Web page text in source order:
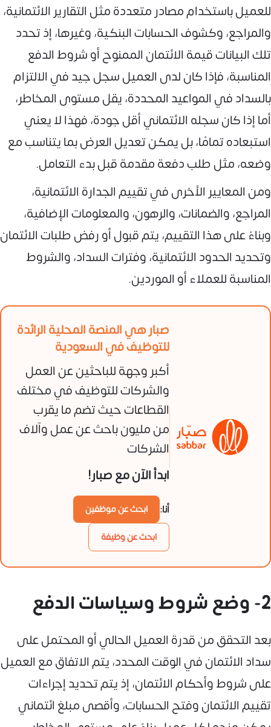
للعميل باستخدام مصادر متعددة مثل التقارير الائتمانية،
والمراجع، وكشوف الحسابات البنكية، وغيرها، إذ تحدد
تلك البيانات قيمة الائتمان الممنوح أو شروط الدفع
المناسبة، فإذا كان لدى العميل سجل جيد في الالتزام
بالسداد في المواعيد المحددة، يقل مستوى المخاطر،
أما إذا كان سجله الائتماني أقل جودة، فهذا لا يعني
استبعاده تمامًا، بل يمكن تعديل العرض بما يتناسب مع
وضعه، مثل طلب دفعة مقدمة قبل بدء التعامل.
ومن المعايير الأخرى في تقييم الجدارة الائتمانية،
المراجع، والضمانات، والرهون، والمعلومات الإضافية،
وبناءً على هذا التقييم، يتم قبول أو رفض طلبات الائتمان
وتحديد الحدود الائتمانية، وفترات السداد، والشروط
المناسبة للعملاء أو الموردين.
صبار هي المنصة المحلية الرائدة
للتوظيف في السعودية
أكبر وجهة للباحثين عن العمل
والشركات للتوظيف في مختلف
القطاعات حيث تضم ما يقرب
من مليون باحث عن عمل وآلاف
الشركات
ابدأ الآن مع صبار!
أنا:
ابحث عن موظفين
ابحث عن وظيفة
2- وضع شروط وسياسات الدفع
بعد التحقق من قدرة العميل الحالي أو المحتمل على
سداد الائتمان في الوقت المحدد، يتم الاتفاق مع العميل
على شروط وأحكام الائتمان، إذ يتم تحديد إجراءات
تقييم الائتمان وفتح الحسابات، وأقصى مبلغ ائتماني